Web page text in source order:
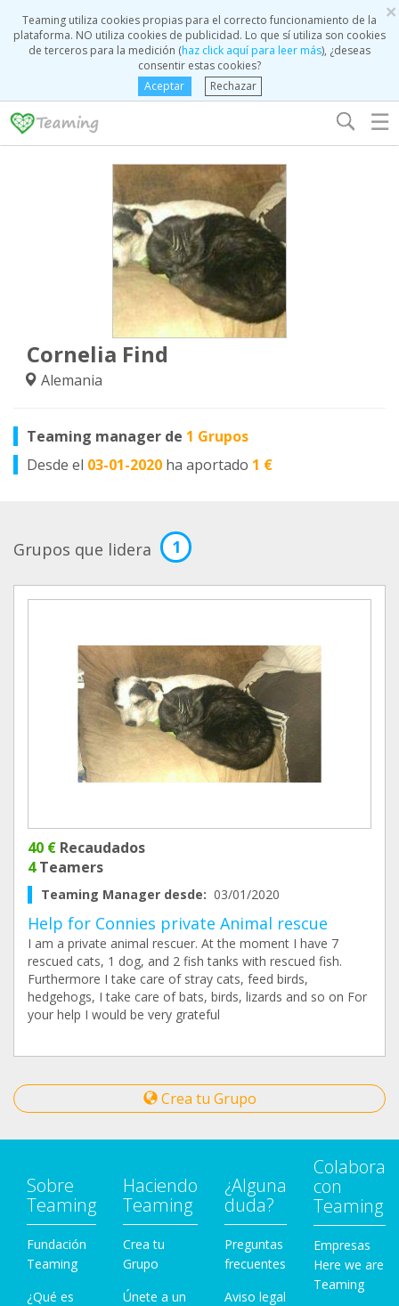
×
Teaming utiliza cookies propias para el correcto funcionamiento de la
plataforma. NO utiliza cookies de publicidad. Lo que sí utiliza son cookies
de terceros para la medición (haz click aquí para leer más), ¿deseas
consentir estas cookies?
Aceptar
Rechazar
☰
Cornelia Find
Alemania
Teaming manager de 1 Grupos
Desde el 03-01-2020 ha aportado 1 €
Grupos que lidera 1
40 € Recaudados
4Teamers
Teaming Manager desde: 03/01/2020
Help for Connies private Animal rescue
I am a private animal rescuer. At the moment I have 7
rescued cats, 1 dog, and 2 fish tanks with rescued fish.
Furthermore I take care of stray cats, feed birds,
hedgehogs, I take care of bats, birds, lizards and so on For
your help I would be very grateful
Crea tu Grupo
Sobre
Teaming
Fundación
Teaming
¿Qué es
Haciendo
Teaming
Crea tu
Grupo
Únete a un
¿Alguna
duda?
Preguntas
frecuentes
Aviso legal
Colabora
con
Teaming
Empresas
Here we are
Teaming